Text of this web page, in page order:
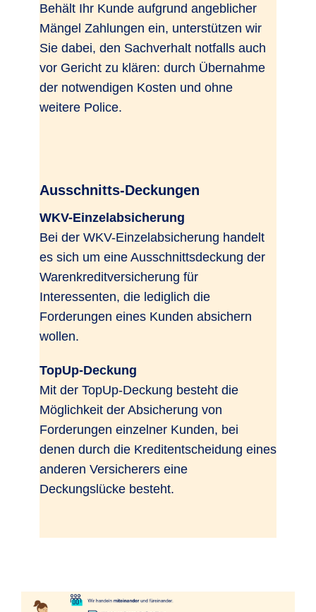
Behält Ihr Kunde aufgrund angeblicher
Mängel Zahlungen ein, unterstützen wir
Sie dabei, den Sachverhalt notfalls auch
vor Gericht zu klären: durch Übernahme
der notwendigen Kosten und ohne
weitere Police.
Ausschnitts-Deckungen
WKV-Einzelabsicherung
Bei der WKV-Einzelabsicherung handelt
es sich um eine Ausschnittsdeckung der
Warenkreditversicherung für
Interessenten, die lediglich die
Forderungen eines Kunden absichern
wollen.
TopUp-Deckung
Mit der TopUp-Deckung besteht die
Möglichkeit der Absicherung von
Forderungen einzelner Kunden, bei
denen durch die Kreditentscheidung eines
anderen Versicherers eine
Deckungslücke besteht.